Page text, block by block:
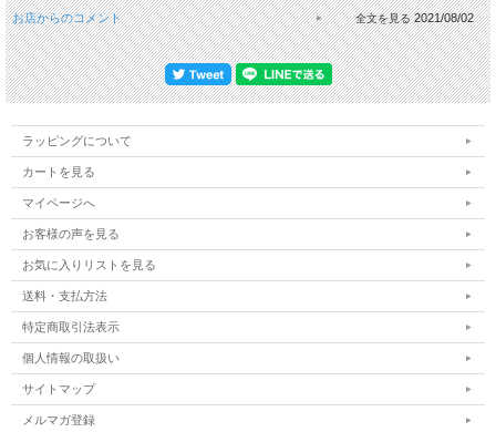
お店からのコメント 2021/08/02
ラッピングについて
カートを見る
マイページへ
お客様の声を見る
お気に入りリストを見る
送料・支払方法
特定商取引法表示
個人情報の取扱い
サイトマップ
メルマガ登録